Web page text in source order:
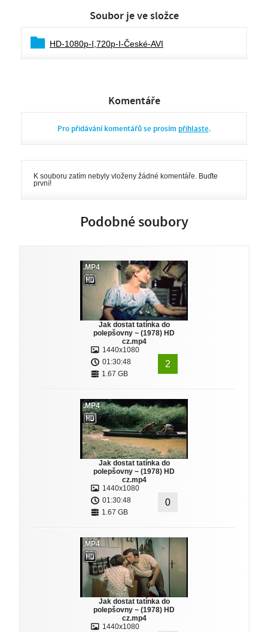
Soubor je ve složce
HD-1080p-I,720p-I-České-AVI
Komentáře
Pro přidávání komentářů se prosím přihlaste.
K souboru zatím nebyly vloženy žádné komentáře. Buďte
první!
Podobné soubory
.MP4
Jak dostat tatínka do
polepšovny ~ (1978) HD
cz.mp4
1440x1080
01:30:48
1.67 GB
2
.MP4
Jak dostat tatínka do
polepšovny ~ (1978) HD
cz.mp4
1440x1080
01:30:48
1.67 GB
0
.MP4
Jak dostat tatínka do
polepšovny ~ (1978) HD
cz.mp4
1440x1080